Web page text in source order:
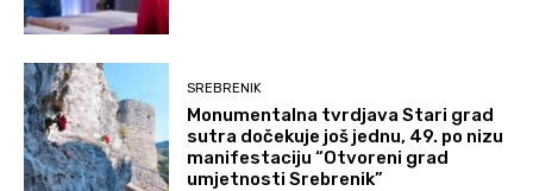
SREBRENIK
Monumentalna tvrdjava Stari grad
sutra dočekuje još jednu, 49. po nizu
manifestaciju “Otvoreni grad
umjetnosti Srebrenik”